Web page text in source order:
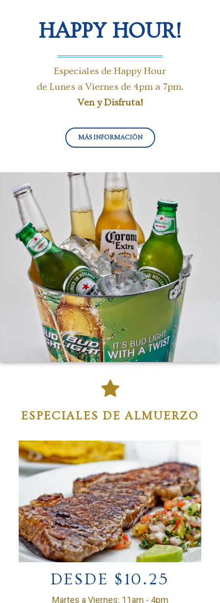
HAPPY HOUR!
Especiales de Happy Hour
de Lunes a Viernes de 4pm a 7pm.
Ven y Disfruta!
MÁS INFORMACIÓN
ESPECIALES DE ALMUERZO
DESDE $10.25
Martes a Viernes: 11am - 4pm